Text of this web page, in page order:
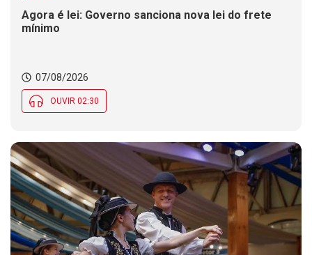
Agora é lei: Governo sanciona nova lei do frete
mínimo
07/08/2026
OUVIR 02:30